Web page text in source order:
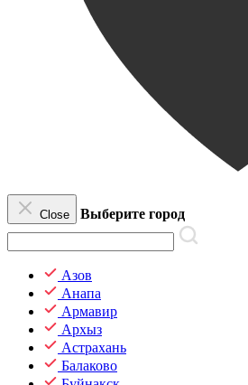
Close Выберите город
Азов
Анапа
Армавир
Архыз
Астрахань
Балаково